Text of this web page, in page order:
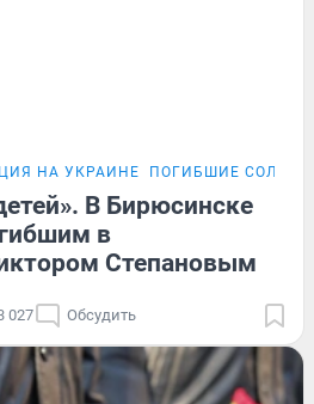
НА УКРАИНЕ ПОГИБШИЕ
В Бирюсинске
в
Степановым
027 Обсудить